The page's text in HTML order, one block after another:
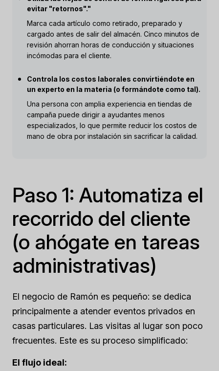
evitar "retornos"."
Marca cada artículo como retirado, preparado y
cargado antes de salir del almacén. Cinco minutos de
revisión ahorran horas de conducción y situaciones
incómodas para el cliente.
Controla los costos laborales convirtiéndote en
un experto en la materia (o formándote como tal).
Una persona con amplia experiencia en tiendas de
campaña puede dirigir a ayudantes menos
especializados, lo que permite reducir los costos de
mano de obra por instalación sin sacrificar la calidad.
Paso 1: Automatiza el
recorrido del cliente
(o ahógate en tareas
administrativas)
El negocio de Ramón es pequeño: se dedica
principalmente a atender eventos privados en
casas particulares. Las visitas al lugar son poco
frecuentes. Este es su proceso simplificado:
El flujo ideal: